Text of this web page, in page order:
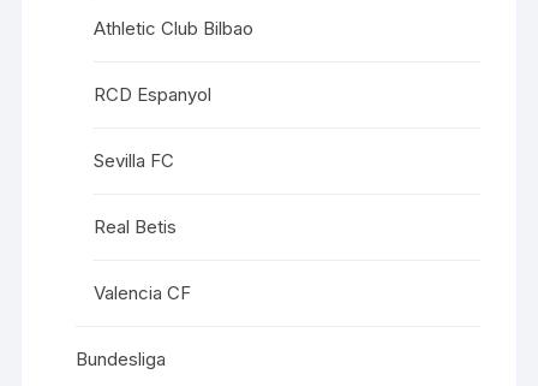
Athletic Club Bilbao
RCD Espanyol
Sevilla FC
Real Betis
Valencia CF
Bundesliga